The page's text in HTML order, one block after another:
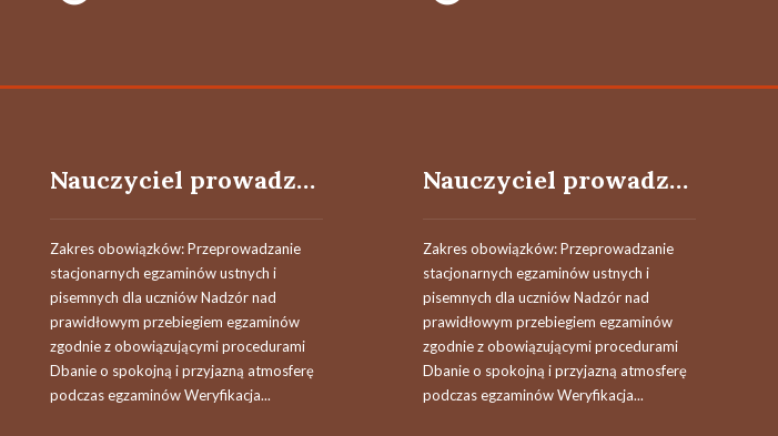
Nauczyciel prowadzący / Nauczycielka prowadząca egzaminy
Zakres obowiązków: Przeprowadzanie
stacjonarnych egzaminów ustnych i
pisemnych dla uczniów Nadzór nad
prawidłowym przebiegiem egzaminów
zgodnie z obowiązującymi procedurami
Dbanie o spokojną i przyjazną atmosferę
podczas egzaminów Weryfikacja...
Nauczyciel prowadzący / Nauczycielka prowadząca egzaminy
Zakres obowiązków: Przeprowadzanie
stacjonarnych egzaminów ustnych i
pisemnych dla uczniów Nadzór nad
prawidłowym przebiegiem egzaminów
zgodnie z obowiązującymi procedurami
Dbanie o spokojną i przyjazną atmosferę
podczas egzaminów Weryfikacja...